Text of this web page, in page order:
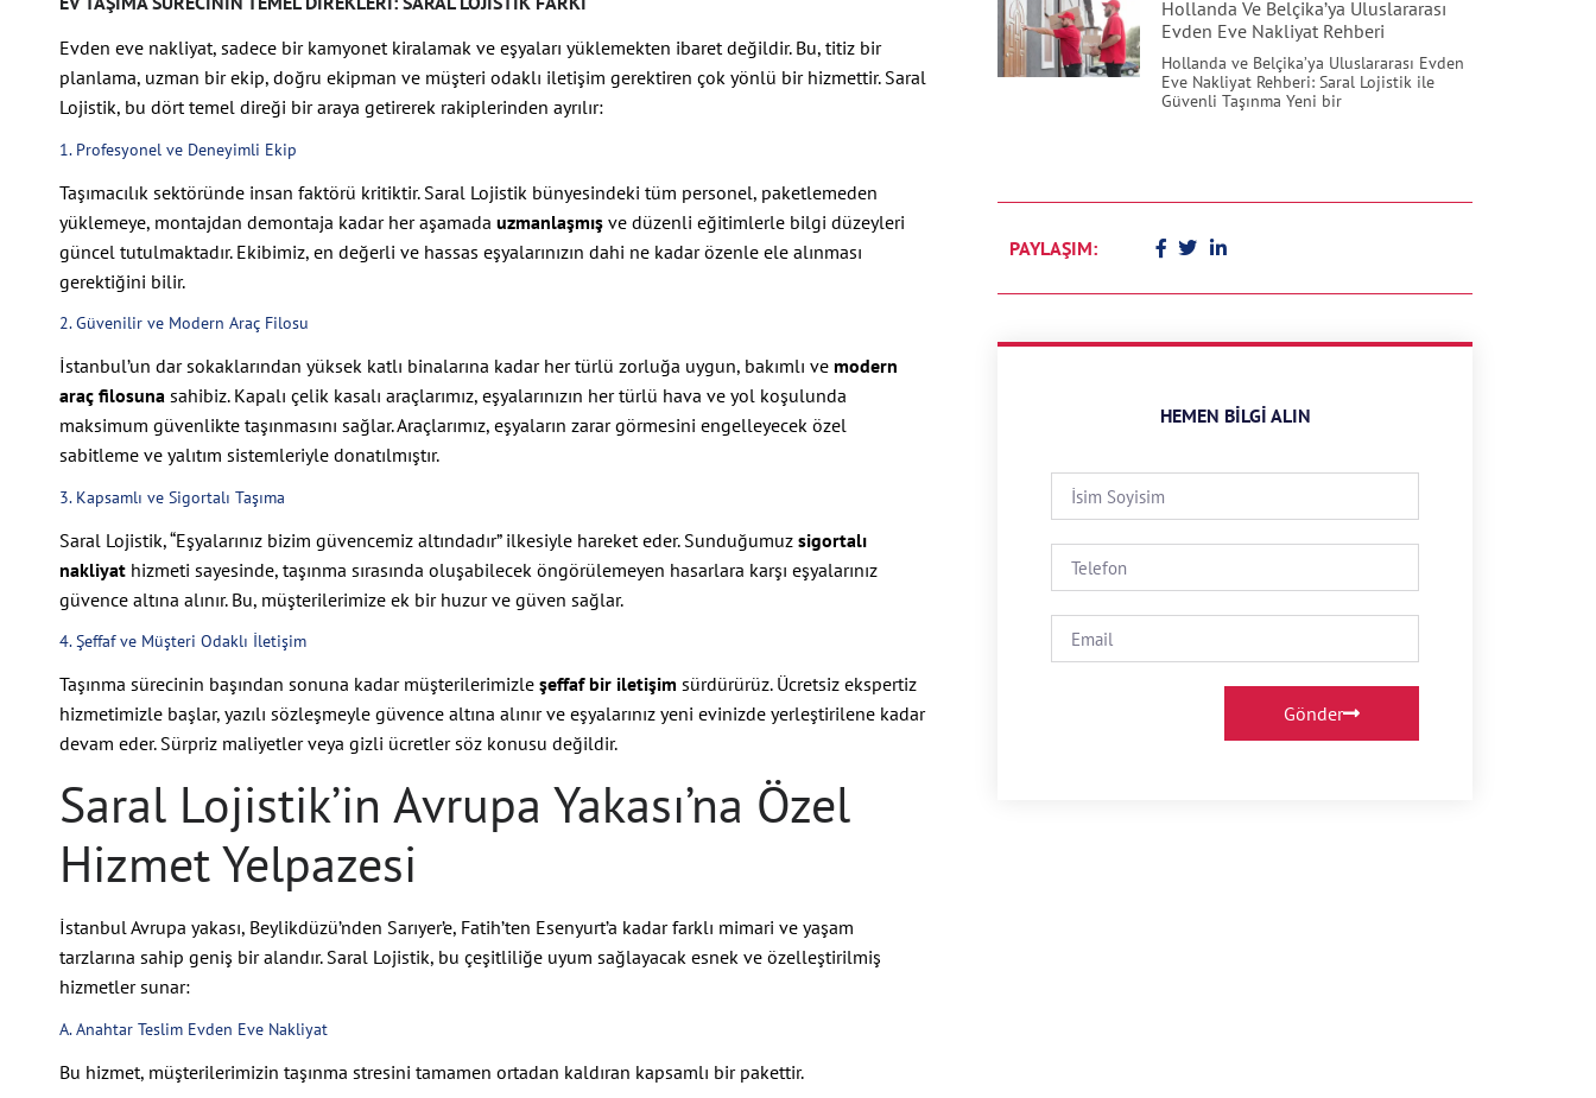
Evden eve nakliyat, sadece bir kamyonet kiralamak ve eşyaları yüklemekten ibaret değildir. Bu, titiz bir
planlama, uzman bir ekip, doğru ekipman ve müşteri odaklı iletişim gerektiren çok yönlü bir hizmettir. Saral
Lojistik, bu dört temel direği bir araya getirerek rakiplerinden ayrılır:
1. Profesyonel ve Deneyimli Ekip
Taşımacılık sektöründe insan faktörü kritiktir. Saral Lojistik bünyesindeki tüm personel, paketlemeden
yüklemeye, montajdan demontaja kadar her aşamada uzmanlaşmış ve düzenli eğitimlerle bilgi düzeyleri
güncel tutulmaktadır. Ekibimiz, en değerli ve hassas eşyalarınızın dahi ne kadar özenle ele alınması
gerektiğini bilir.
2. Güvenilir ve Modern Araç Filosu
İstanbul’un dar sokaklarından yüksek katlı binalarına kadar her türlü zorluğa uygun, bakımlı ve modern
araç filosuna sahibiz. Kapalı çelik kasalı araçlarımız, eşyalarınızın her türlü hava ve yol koşulunda
maksimum güvenlikte taşınmasını sağlar. Araçlarımız, eşyaların zarar görmesini engelleyecek özel
sabitleme ve yalıtım sistemleriyle donatılmıştır.
3. Kapsamlı ve Sigortalı Taşıma
Saral Lojistik, “Eşyalarınız bizim güvencemiz altındadır” ilkesiyle hareket eder. Sunduğumuz sigortalı
nakliyat hizmeti sayesinde, taşınma sırasında oluşabilecek öngörülemeyen hasarlara karşı eşyalarınız
güvence altına alınır. Bu, müşterilerimize ek bir huzur ve güven sağlar.
4. Şeffaf ve Müşteri Odaklı İletişim
Taşınma sürecinin başından sonuna kadar müşterilerimizle şeffaf bir iletişim sürdürürüz. Ücretsiz ekspertiz
hizmetimizle başlar, yazılı sözleşmeyle güvence altına alınır ve eşyalarınız yeni evinizde yerleştirilene kadar
devam eder. Sürpriz maliyetler veya gizli ücretler söz konusu değildir.
Saral Lojistik’in Avrupa Yakası’na Özel
Hizmet Yelpazesi
İstanbul Avrupa yakası, Beylikdüzü’nden Sarıyer’e, Fatih’ten Esenyurt’a kadar farklı mimari ve yaşam
tarzlarına sahip geniş bir alandır. Saral Lojistik, bu çeşitliliğe uyum sağlayacak esnek ve özelleştirilmiş
hizmetler sunar:
A. Anahtar Teslim Evden Eve Nakliyat
Bu hizmet, müşterilerimizin taşınma stresini tamamen ortadan kaldıran kapsamlı bir pakettir.
Hollanda Ve Belçika’ya Uluslararası
Evden Eve Nakliyat Rehberi
Hollanda ve Belçika’ya Uluslararası Evden
Eve Nakliyat Rehberi: Saral Lojistik ile
Güvenli Taşınma Yeni bir
PAYLAŞIM:
HEMEN BILGI ALIN
Gönder